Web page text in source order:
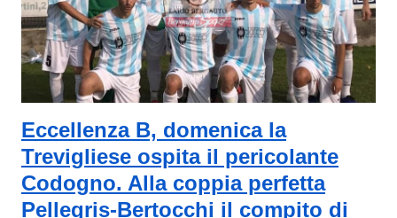
Eccellenza B, domenica la
Trevigliese ospita il pericolante
Codogno. Alla coppia perfetta
Pellegris-Bertocchi il compito di